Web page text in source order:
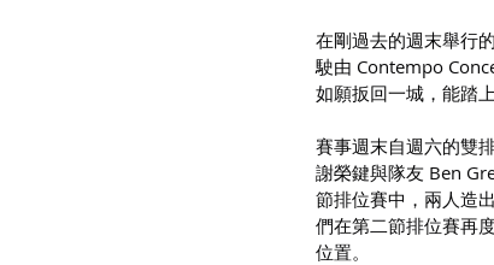
在剛過去的週末舉行
駛由 Contempo
如願扳回一城，能踏
賽事週末自週六的雙
謝榮鍵與隊友 Ben
節排位賽中，兩人造
們在第二節排位賽再
位置。